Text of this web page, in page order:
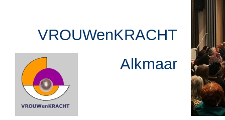
VROUWenKRACHT
Alkmaar